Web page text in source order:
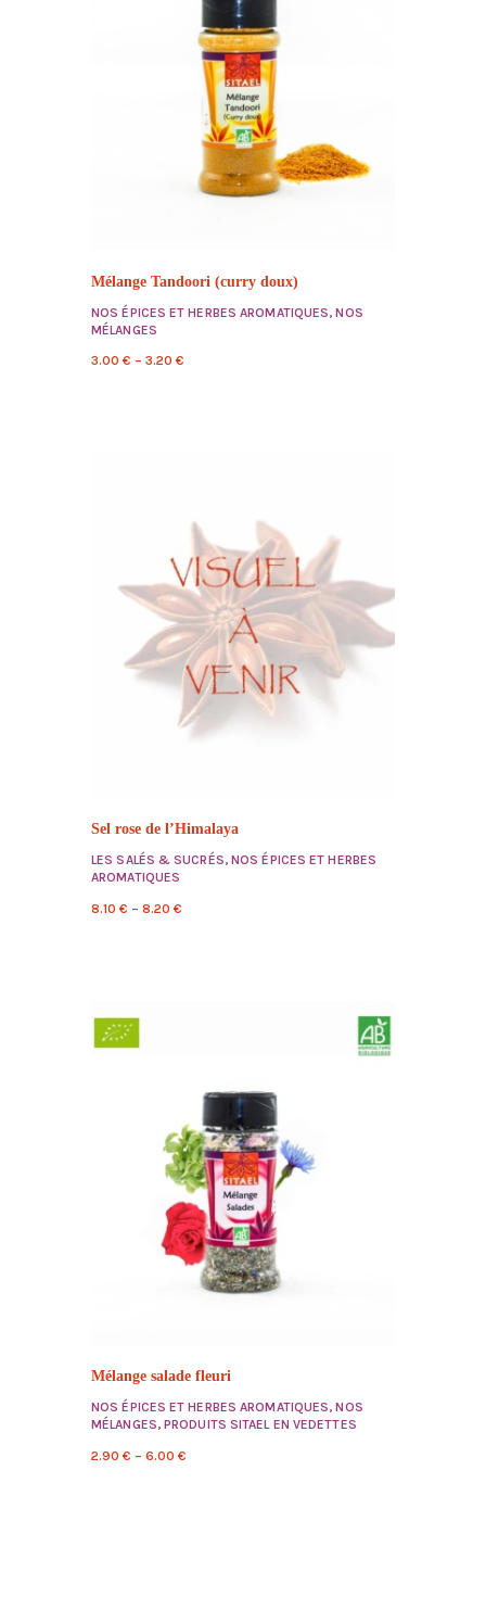
Mélange Tandoori (curry doux)
NOS ÉPICES ET HERBES AROMATIQUES,NOS
MÉLANGES
3.00 € – 3.20 €
Sel rose de l’Himalaya
LES SALÉS & SUCRÉS,NOS ÉPICES ET HERBES
AROMATIQUES
8.10 € – 8.20 €
Mélange salade fleuri
NOS ÉPICES ET HERBES AROMATIQUES,NOS
MÉLANGES,PRODUITS SITAEL EN VEDETTES
2.90 € – 6.00 €